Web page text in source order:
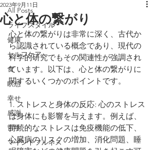
All Posts
ライフスタイル
健康
セルフケア
食
瞑想
幸せ
感謝
哲学
マインドフルネス
心と体の繋がり
2023年9月11日
心と体の繋がりは非常に深く、古代か
ら認識されている概念であり、現代の
科学的研究でもその関連性が強調され
ています。以下は、心と体の繋がりに
関するいくつかのポイントです。
1. ストレスと身体の反応: 心のストレス
は身体にも影響を与えます。例えば、
持続的なストレスは免疫機能の低下、
心臓病のリスクの増加、消化問題、睡